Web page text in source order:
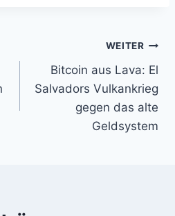
WEITER
Bitcoin aus Lava: El
Salvadors Vulkankrieg
gegen das alte
Geldsystem